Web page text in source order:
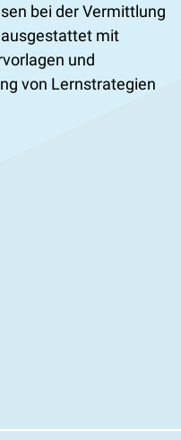
bei der Vermittlung
mit
und
von Lernstrategien